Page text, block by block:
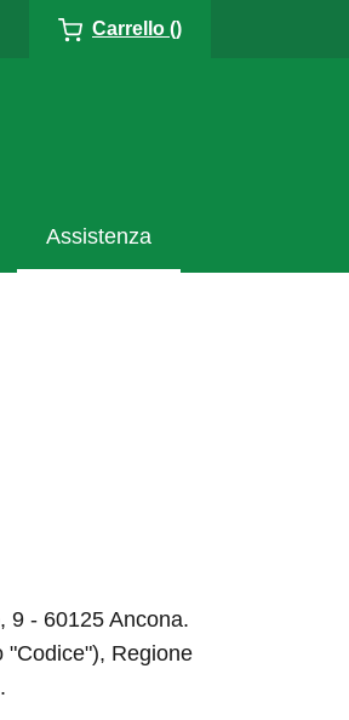
Carrello ()
Assistenza
9 - 60125 Ancona.
"Codice"), Regione